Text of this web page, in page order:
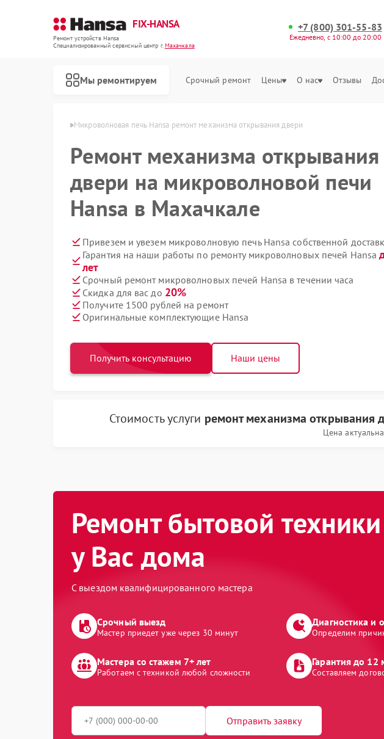
FIX-HANSA
Ремонт устройств Hansa
Специализированный cервисный центр г.Махачкала
+7 (800) 301-55-83
Ежедневно, с 10:00 до 20:00
Мы ремонтируем Срочный ремонт Цены О нас Отзывы
в Махачкале Микроволновая печь Hansa ремонт механизма открывания двери
Ремонт механизма открывания
двери на микроволновой печи
Hansa в Махачкале
Привезем и увезем микроволновую печь Hansa собственной
Гарантия на наши работы по ремонту микроволновых печей Hansa
лет
Срочный ремонт микроволновых печей Hansa в течении часа
Скидка для вас до 20%
Получите 1500 рублей на ремонт
Оригинальные комплектующие Hansa
Получить консультацию Наши цены
Стоимость услуги ремонт механизма открывания
Цена
Ремонт бытовой техники
у Вас дома
С выездом квалифицированного мастера
Срочный выезд
Мастер приедет уже через 30 минут
Диагностика и
Определим
Мастера со стажем 7+ лет
Работаем с техникой любой сложности
Гарантия до 12
Составляем
Отправить заявку